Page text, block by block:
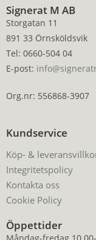
Signerat M AB
Storgatan 11
891 33 Örnsköldsvik
Tel: 0660-504 04
E-post:
Org.nr: 556868-3907
Kundservice
Köp- &
Integritetspolicy
Kontakta oss
Cookie Policy
Öppettider